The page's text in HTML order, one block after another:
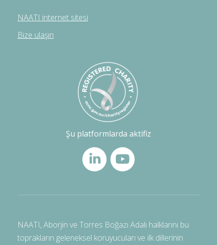
NAATI internet sitesi
Bize ulaşın
Şu platformlarda aktifiz
NAATI, Aborjin ve Torres Boğazı Adalı halklarını bu
toprakların geleneksel koruyucuları ve ilk dillerinin